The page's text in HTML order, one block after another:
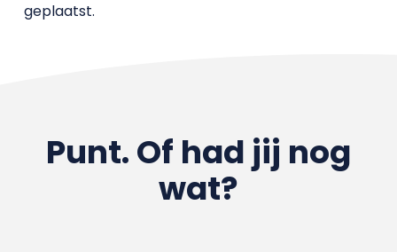
geplaatst.
Punt. Of had jij nog
wat?